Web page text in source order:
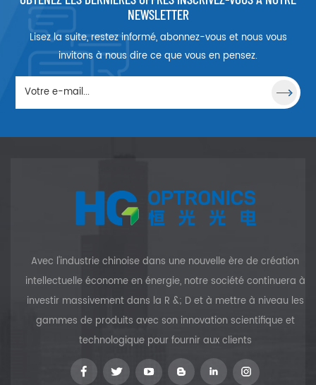
lentilles dans le visible et
l'infrarouge en 0,104µm-7µm.
Le monocristal de LiF est
sensible aux chocs
thermiques et serait attaqué
par l'humidité atmosphérique
à 400°C. Lorsqu'il travaille à
une température élevée de
ramollit et est légèrement
des centres de couleur. Par
conséquent, les utilisateurs
doivent prendre des mesures
dommages causés par les
rayonnements à haute
clivé le long du plan (100) et
moins fréquemment du plan
(110). Les caractéristiques
optiques sont bonnes et
pourtant la structure n'est pas
parfaite et le clivage est
NEWSLETTER
Lisez la suite, restez informé, abonnez-vous et nous vous
invitons à nous dire ce que vous en pensez.
Avec l'industrie chinoise dans une nouvelle ère de création
intellectuelle économe en énergie, notre société continuera à
investir massivement dans la R &; D et à mettre à niveau les
gammes de produits avec son innovation scientifique et
technologique pour fournir aux clients